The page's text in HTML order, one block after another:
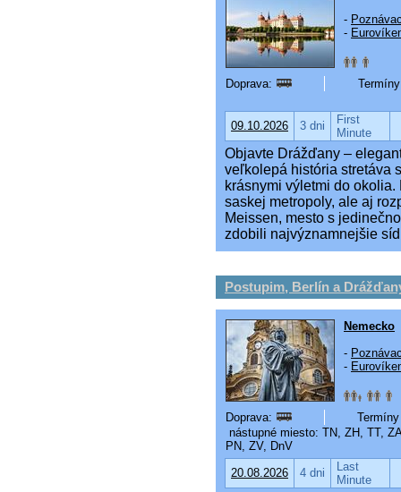
-
-
Doprava:
09.10.2026 3 dni
First
Minute
Objavte Drážďany –
veľkolepá história stretáva
krásnymi výletmi do
saskej metropoly, ale aj
Meissen, mesto s
zdobili najvýznamnejšie
Postupim, Berlín a
Nemecko
-
-
Doprava:
nástupné miesto: TN, ZH, TT,
PN, ZV, DnV
20.08.2026
4 dni
Last
Minute